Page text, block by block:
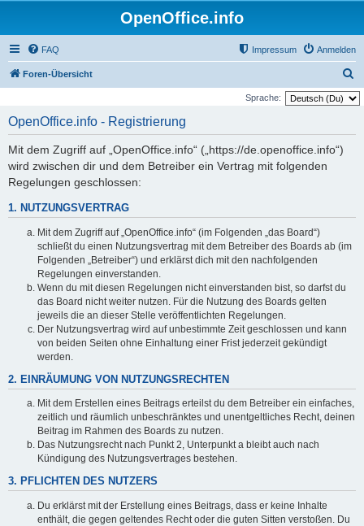
OpenOffice.info
FAQ Anmelden
Impressum
Foren-Übersicht
u
Sprache:
OpenOffice.info - Registrierung
Mit dem Zugriff auf „OpenOffice.info“ („https://de.openoffice.info“)
wird zwischen dir und dem Betreiber ein Vertrag mit folgenden
Regelungen geschlossen:
1. NUTZUNGSVERTRAG
Mit dem Zugriff auf „OpenOffice.info“ (im Folgenden „das Board“)
schließt du einen Nutzungsvertrag mit dem Betreiber des Boards ab (im
Folgenden „Betreiber“) und erklärst dich mit den nachfolgenden
Regelungen einverstanden.
Wenn du mit diesen Regelungen nicht einverstanden bist, so darfst du
das Board nicht weiter nutzen. Für die Nutzung des Boards gelten
jeweils die an dieser Stelle veröffentlichten Regelungen.
Der Nutzungsvertrag wird auf unbestimmte Zeit geschlossen und kann
von beiden Seiten ohne Einhaltung einer Frist jederzeit gekündigt
werden.
2. EINRÄUMUNG VON NUTZUNGSRECHTEN
Mit dem Erstellen eines Beitrags erteilst du dem Betreiber ein einfaches,
zeitlich und räumlich unbeschränktes und unentgeltliches Recht, deinen
Beitrag im Rahmen des Boards zu nutzen.
Das Nutzungsrecht nach Punkt 2, Unterpunkt a bleibt auch nach
Kündigung des Nutzungsvertrages bestehen.
3. PFLICHTEN DES NUTZERS
Du erklärst mit der Erstellung eines Beitrags, dass er keine Inhalte
enthält, die gegen geltendes Recht oder die guten Sitten verstoßen. Du